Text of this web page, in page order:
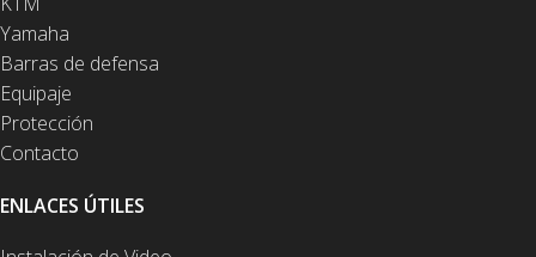
Yamaha
Barras de defensa
Equipaje
Protección
Contacto
ENLACES ÚTILES